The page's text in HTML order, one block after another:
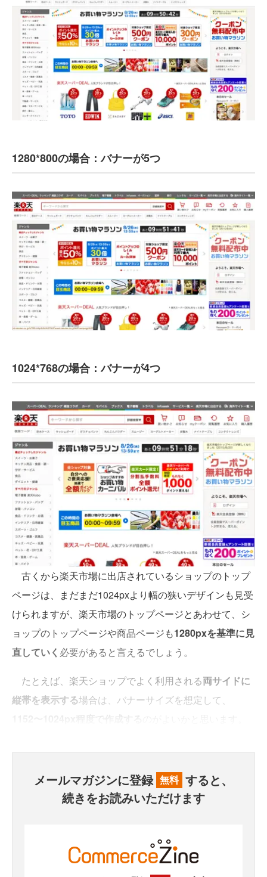
1280*800の場合：バナーが5つ
1024*768の場合：バナーが4つ
古くから楽天市場に出店されているショップのトップ
ページは、まだまだ1024pxより幅の狭いデザインも見受
けられますが、楽天市場のトップページとあわせて、シ
ョップのトップページや商品ページも1280pxを基準に見
直していく 必要があると言えるでしょう。
たとえば、楽天ショップでよく利用される両サイドに
縦帯を表示する場合は、バナーサイズを想定して、
メールマガジンに登録 無料 すると、
続きをお読みいただけます